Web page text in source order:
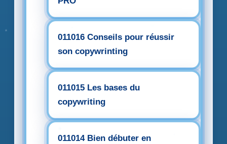
011016 Conseils pour réussir
son copywrinting
011015 Les bases du
copywriting
011014 Bien débuter en